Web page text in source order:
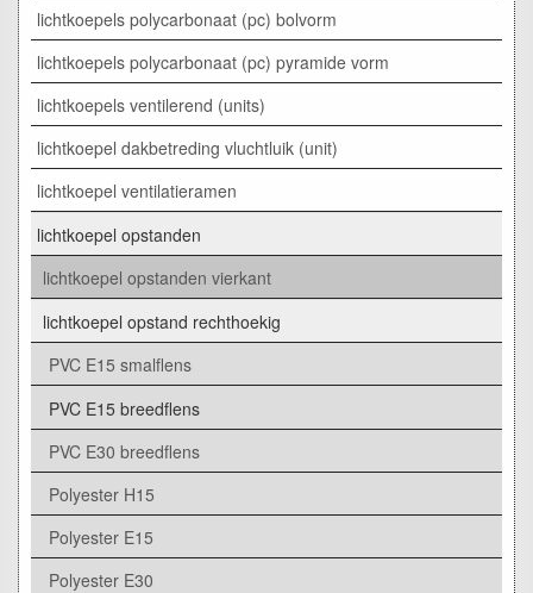
lichtkoepels polycarbonaat (pc) bolvorm
lichtkoepels polycarbonaat (pc) pyramide vorm
lichtkoepels ventilerend (units)
lichtkoepel dakbetreding vluchtluik (unit)
lichtkoepel ventilatieramen
lichtkoepel opstanden
lichtkoepel opstanden vierkant
lichtkoepel opstand rechthoekig
PVC E15 smalflens
PVC E15 breedflens
PVC E30 breedflens
Polyester H15
Polyester E15
Polyester E30